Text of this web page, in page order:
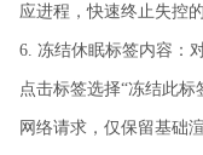
应进程，快速终止失控
6. 冻结休眠标签内容：
点击标签选择“冻结此标
网络请求，仅保留基础